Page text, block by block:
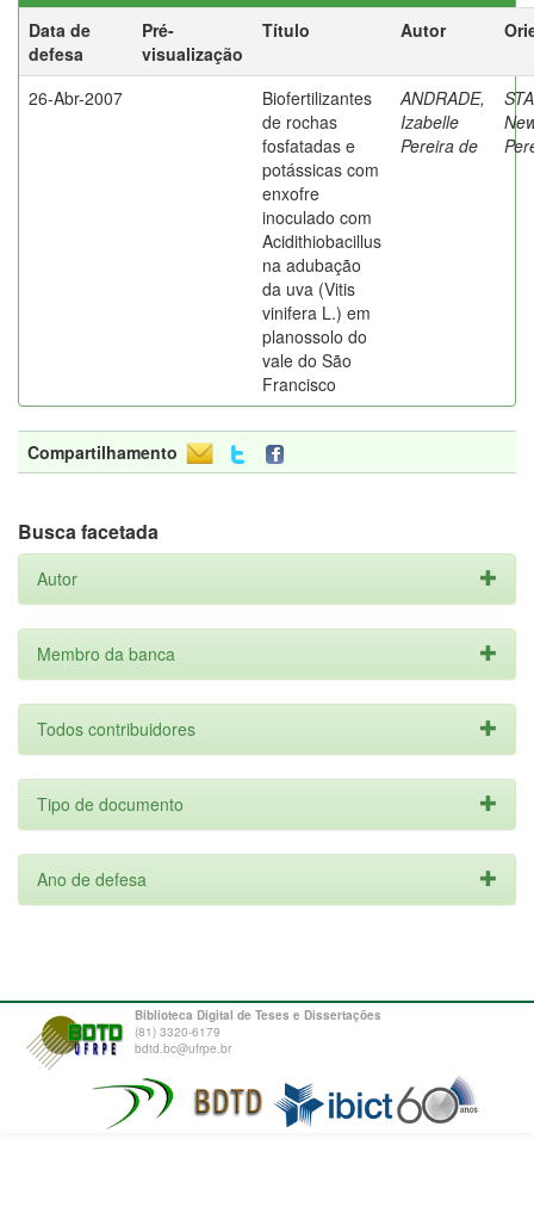
Data de
defesa
Pré-
visualização
Título Autor
26-Abr-2007
Biofertilizantes
de rochas
fosfatadas e
potássicas com
enxofre
inoculado com
Acidithiobacillus
na adubação
da uva (Vitis
vinifera L.) em
planossolo do
vale do São
Francisco
ANDRADE,
Izabelle
Pereira de
Compartilhamento
Busca facetada
Autor
Membro da banca
Todos contribuidores
Tipo de documento
Ano de defesa
Biblioteca Digital de Teses e Dissertações
(81) 3320-6179
bdtd.bc@ufrpe.br